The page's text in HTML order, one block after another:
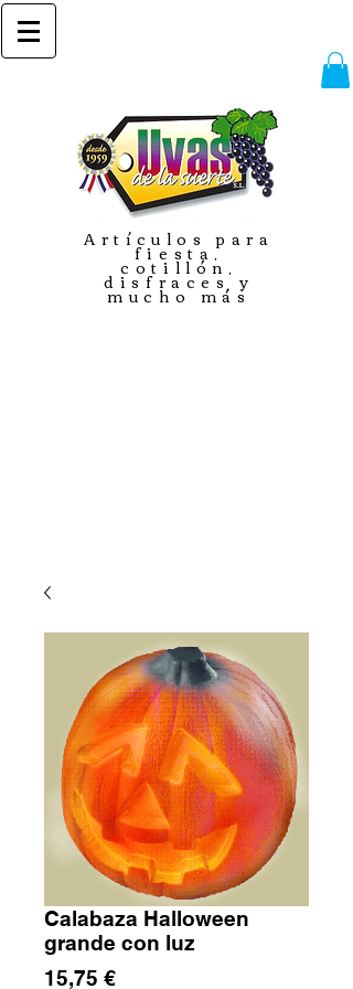
Artículos para
fiesta,
cotillón,
disfraces y
mucho más
Calabaza Halloween
grande con luz
15,75 €Precio